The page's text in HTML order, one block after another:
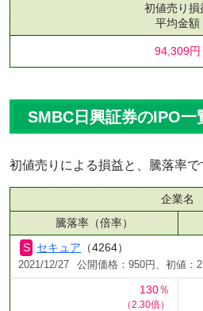
初値売り損
平均金額
94,309円
SMBC日興証券のIPO一
初値売りによる損益と、騰落率で
企業名
騰落率（倍率）
セキュア （4264）
2021/12/27 公開価格：950円、初値：
130％
（2.30倍）